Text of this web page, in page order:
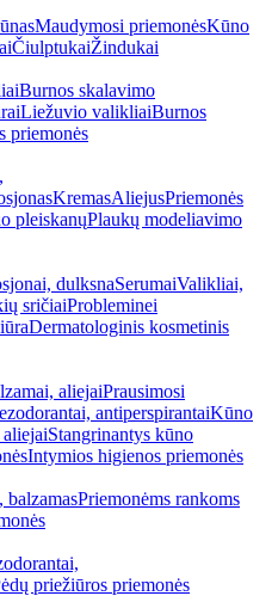
Maudymosi priemonėsKūno
ČiulptukaiŽindukai
Burnos skalavimo
Liežuvio valikliaiBurnos
priemonės
KremasAliejusPriemonės
pleiskanųPlaukų modeliavimo
dulksnaSerumaiValikliai,
sričiaiProbleminei
Dermatologinis kosmetinis
aliejaiPrausimosi
antiperspirantaiKūno
Stangrinantys kūno
Intymios higienos priemonės
balzamasPriemonėms rankoms
priežiūros priemonės